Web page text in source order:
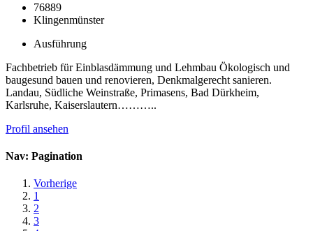
76889
Klingenmünster
Ausführung
Fachbetrieb für Einblasdämmung und Lehmbau Ökologisch und
baugesund bauen und renovieren, Denkmalgerecht sanieren.
Landau, Südliche Weinstraße, Primasens, Bad Dürkheim,
Karlsruhe, Kaiserslautern………..
Profil ansehen
Nav: Pagination
Vorherige
1
2
3